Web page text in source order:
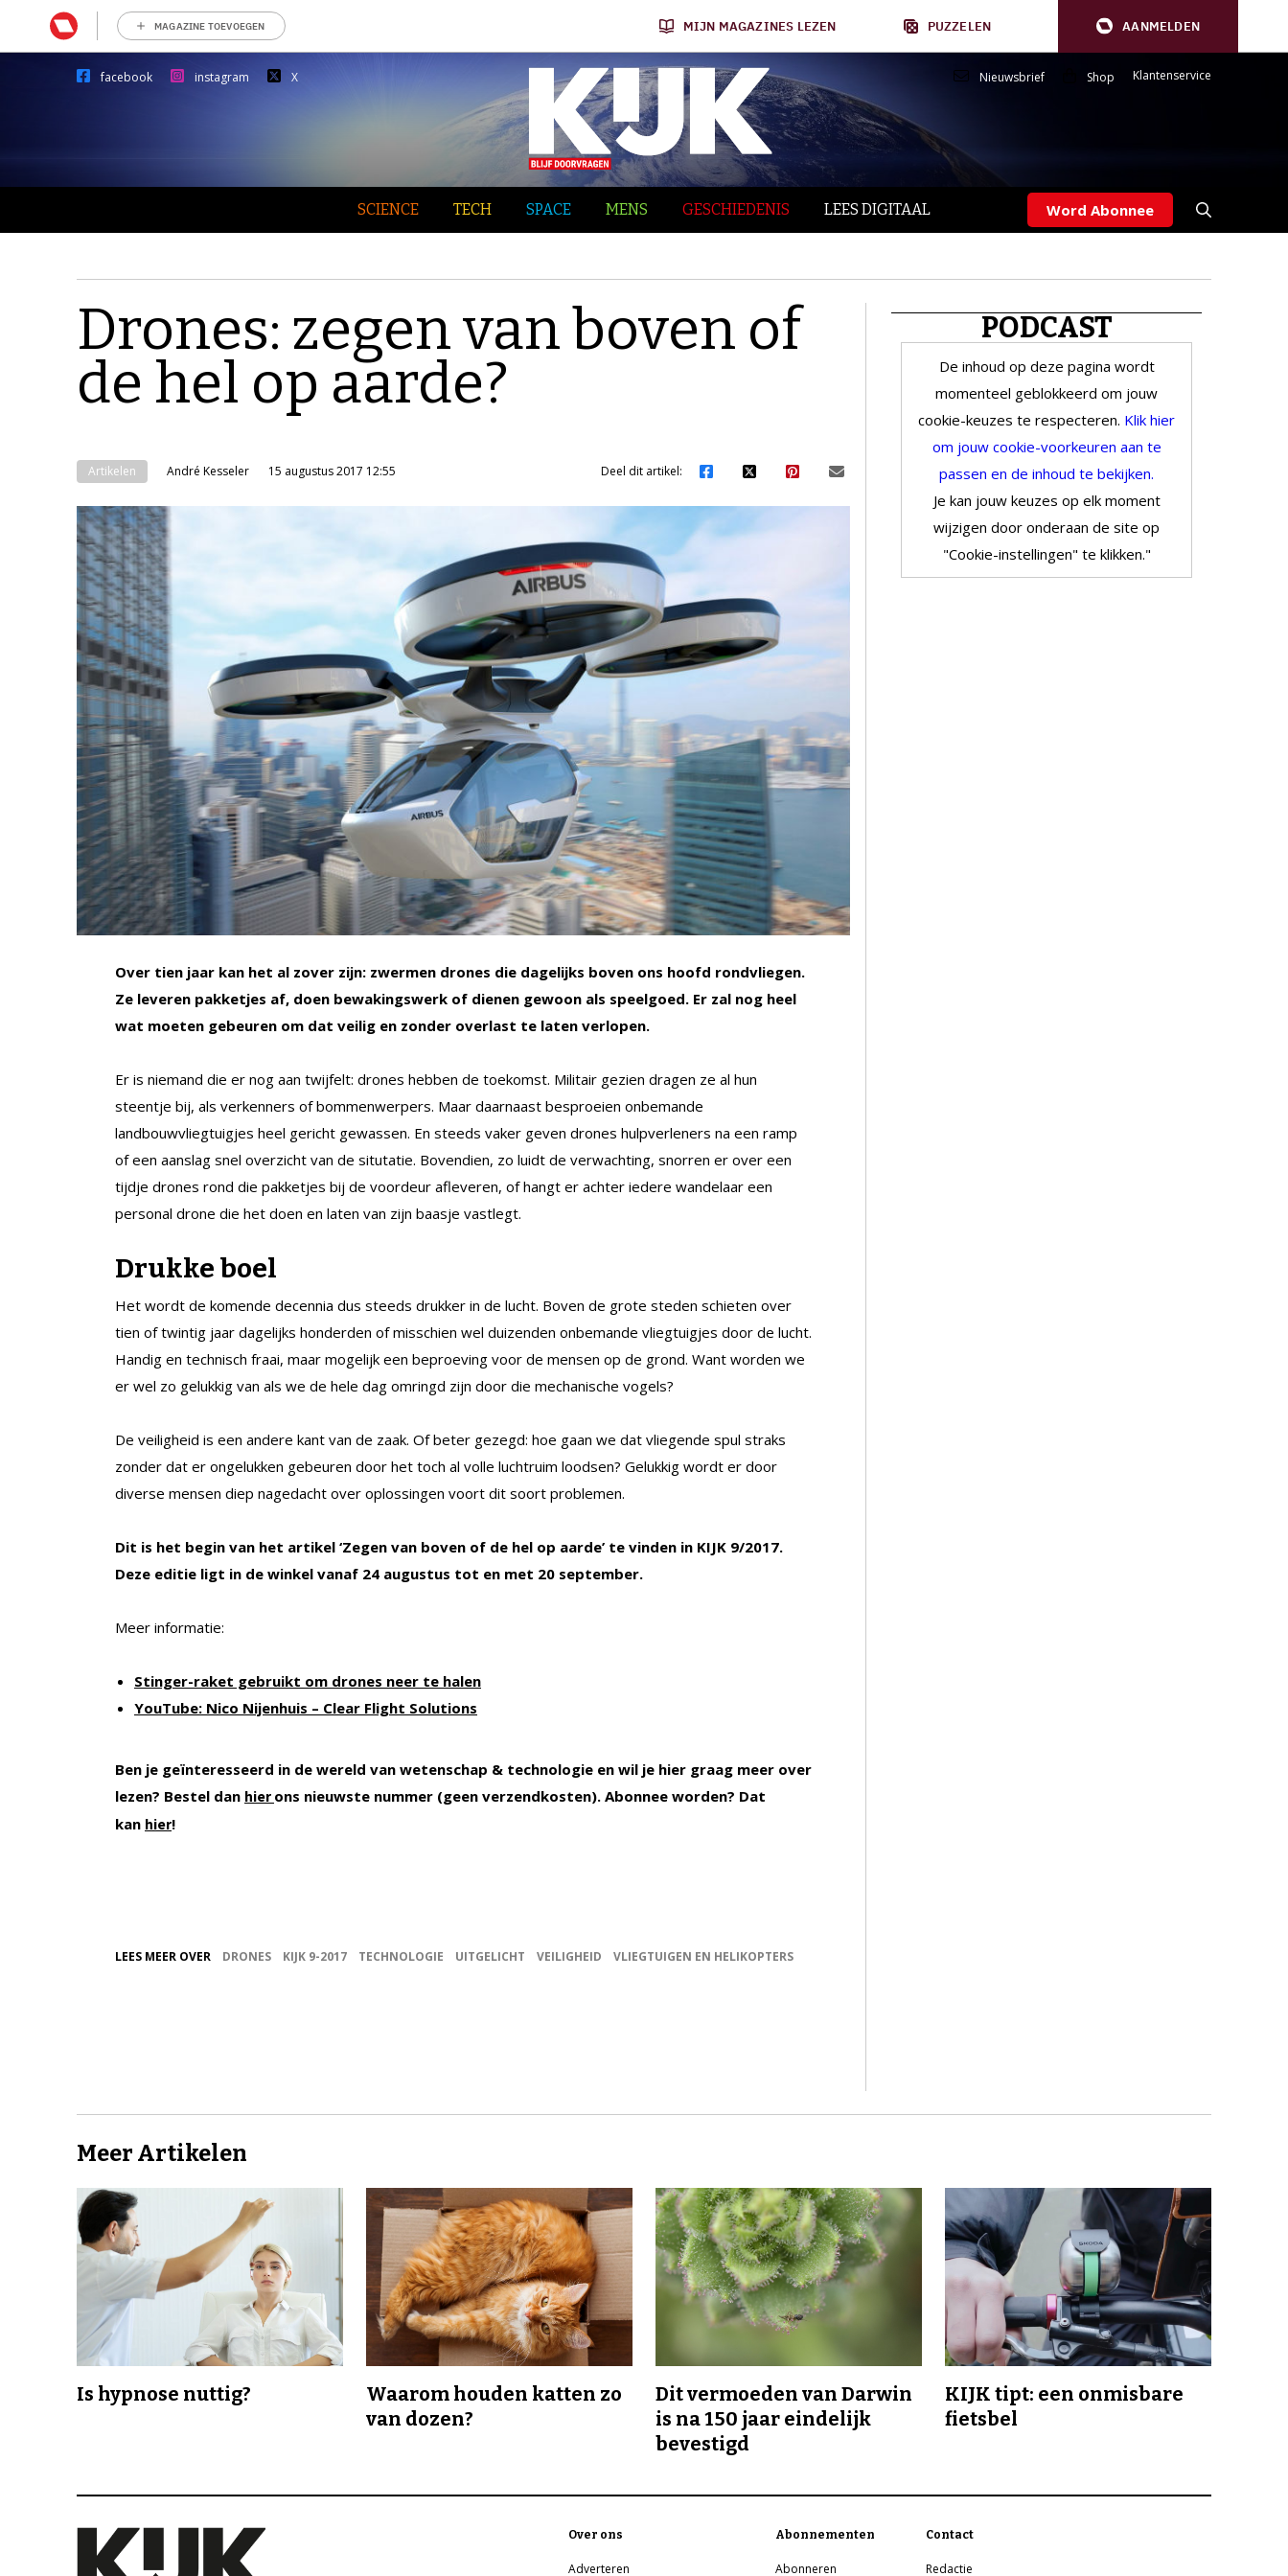
MAGAZINE TOEVOEGEN MIJN MAGAZINES LEZEN PUZZELEN AANMELDEN
facebook instagram X Nieuwsbrief Shop Klantenservice
SCIENCE TECH SPACE MENS GESCHIEDENIS LEES DIGITAAL Word Abonnee
Drones: zegen van boven of
de hel op aarde?
Artikelen André Kesseler 15 augustus 2017 12:55 Deel dit artikel:
Over tien jaar kan het al zover zijn: zwermen drones die dagelijks boven ons hoofd rondvliegen.
Ze leveren pakketjes af, doen bewakingswerk of dienen gewoon als speelgoed. Er zal nog heel
wat moeten gebeuren om dat veilig en zonder overlast te laten verlopen.
Er is niemand die er nog aan twijfelt: drones hebben de toekomst. Militair gezien dragen ze al hun
steentje bij, als verkenners of bommenwerpers. Maar daarnaast besproeien onbemande
landbouwvliegtuigjes heel gericht gewassen. En steeds vaker geven drones hulpverleners na een ramp
of een aanslag snel overzicht van de situtatie. Bovendien, zo luidt de verwachting, snorren er over een
tijdje drones rond die pakketjes bij de voordeur afleveren, of hangt er achter iedere wandelaar een
personal drone die het doen en laten van zijn baasje vastlegt.
Drukke boel
Het wordt de komende decennia dus steeds drukker in de lucht. Boven de grote steden schieten over
tien of twintig jaar dagelijks honderden of misschien wel duizenden onbemande vliegtuigjes door de lucht.
Handig en technisch fraai, maar mogelijk een beproeving voor de mensen op de grond. Want worden we
er wel zo gelukkig van als we de hele dag omringd zijn door die mechanische vogels?
De veiligheid is een andere kant van de zaak. Of beter gezegd: hoe gaan we dat vliegende spul straks
zonder dat er ongelukken gebeuren door het toch al volle luchtruim loodsen? Gelukkig wordt er door
diverse mensen diep nagedacht over oplossingen voort dit soort problemen.
Dit is het begin van het artikel ‘Zegen van boven of de hel op aarde’ te vinden in KIJK 9/2017.
Deze editie ligt in de winkel vanaf 24 augustus tot en met 20 september.
Meer informatie:
Stinger-raket gebruikt om drones neer te halen
YouTube: Nico Nijenhuis – Clear Flight Solutions
Ben je geïnteresseerd in de wereld van wetenschap & technologie en wil je hier graag meer over
lezen? Bestel dan hier ons nieuwste nummer (geen verzendkosten). Abonnee worden? Dat
kan hier!
LEES MEER OVER DRONES KIJK 9-2017 TECHNOLOGIE UITGELICHT VEILIGHEID VLIEGTUIGEN EN HELIKOPTERS
PODCAST
De inhoud op deze pagina wordt
momenteel geblokkeerd om jouw
cookie-keuzes te respecteren. Klik hier
om jouw cookie-voorkeuren aan te
passen en de inhoud te bekijken.
Je kan jouw keuzes op elk moment
wijzigen door onderaan de site op
"Cookie-instellingen" te klikken."
Meer Artikelen
Is hypnose nuttig?
Waarom houden katten zo
van dozen?
Dit vermoeden van Darwin
is na 150 jaar eindelijk
bevestigd
KIJK tipt: een onmisbare
fietsbel
Over ons
Adverteren
Abonnementen
Abonneren
Contact
Redactie